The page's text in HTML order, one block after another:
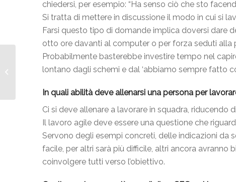
chiedersi, per esempio: “Ha senso ciò che sto
Si tratta di mettere in discussione il modo in cui si
Farsi questo tipo di domande implica doversi dare
otto ore davanti al computer o per forza seduti alla
Probabilmente basterebbe investire tempo nel
lontano dagli schemi e dal ‘abbiamo sempre fatto
In quali abilità deve allenarsi una persona per
Ci si deve allenare a lavorare in squadra, riducendo
Il lavoro agile deve essere una questione che
Servono degli esempi concreti, delle indicazioni da
facile, per altri sarà più difficile, altri ancora
coinvolgere tutti verso l’obiettivo.
SMART WORKING